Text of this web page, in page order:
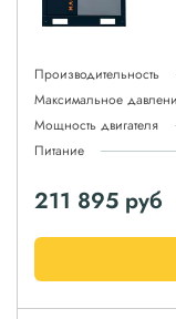
Производительность
Максимальное
Мощность двигателя
Питание
211 895 руб